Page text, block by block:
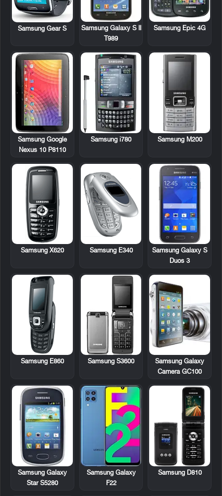
Samsung Epic 4G
Samsung Galaxy S II
T989
Samsung Gear S
Samsung M200
Samsung i780
Samsung Google
Nexus 10 P8110
Samsung Galaxy S
Duos 3
Samsung E340
Samsung X620
Samsung Galaxy
Camera GC100
Samsung S3600
Samsung E860
Samsung D810
Samsung Galaxy
F22
Samsung Galaxy
Star S5280